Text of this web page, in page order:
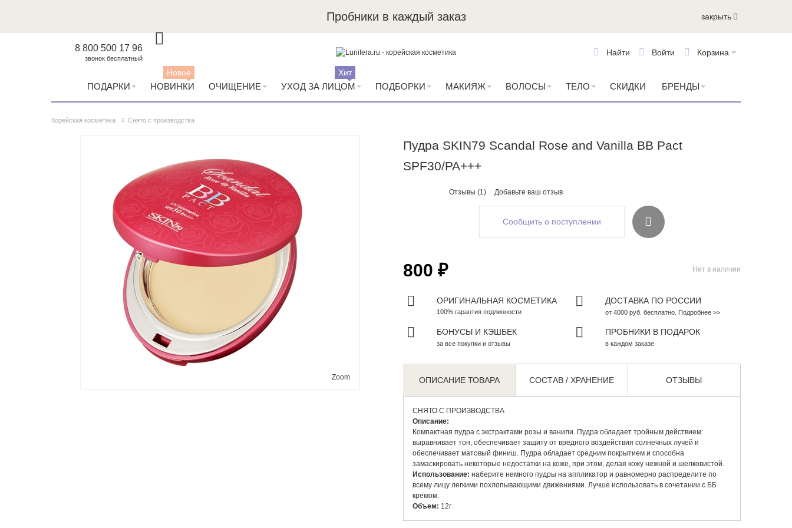
Пробники в каждый заказ закрыть
8 800 500 17 96
звонок бесплатный
Корзина
Войти
Найти
ПОДАРКИ НОВИНКИ
Новое
ОЧИЩЕНИЕ УХОД ЗА ЛИЦОМ
Хит
ПОДБОРКИ МАКИЯЖ ВОЛОСЫ ТЕЛО СКИДКИ БРЕНДЫ
Корейская косметика Снято с производства
Пудра SKIN79 Scandal Rose and Vanilla BB Pact
SPF30/PA+++
Отзывы (1) Добавьте ваш отзыв
Zoom
Сообщить о поступлении
Нет в наличии
800 ₽
ОРИГИНАЛЬНАЯ КОСМЕТИКА
100% гарантия подлинности
ДОСТАВКА ПО РОССИИ
от 4000 руб. бесплатно. Подробнее >>
БОНУСЫ И КЭШБЕК
за все покупки и отзывы
ПРОБНИКИ В ПОДАРОК
в каждом заказе
ОПИСАНИЕ ТОВАРА СОСТАВ / ХРАНЕНИЕ ОТЗЫВЫ
СНЯТО С ПРОИЗВОДСТВА
Описание:
Компактная пудра с экстрактами розы и ванили. Пудра обладает тройным действием:
выравнивает тон, обеспечивает защиту от вредного воздействия солнечных лучей и
обеспечивает матовый финиш. Пудра обладает средним покрытием и способна
замаскировать некоторые недостатки на коже, при этом, делая кожу нежной и шелковистой.
Использование: наберите немного пудры на аппликатор и равномерно распределите по
всему лицу легкими похлопывающими движениями. Лучше использовать в сочетании с ББ
кремом.
Объем: 12г